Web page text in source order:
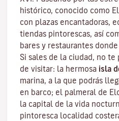
histórico, conocido como
con plazas encantadoras,
tiendas pintorescas, así
bares y restaurantes
Si sales de la ciudad, no
de visitar: la hermosa isla
marina, a la que podrás
en barco; el palmeral de
la capital de la vida
pintoresca localidad